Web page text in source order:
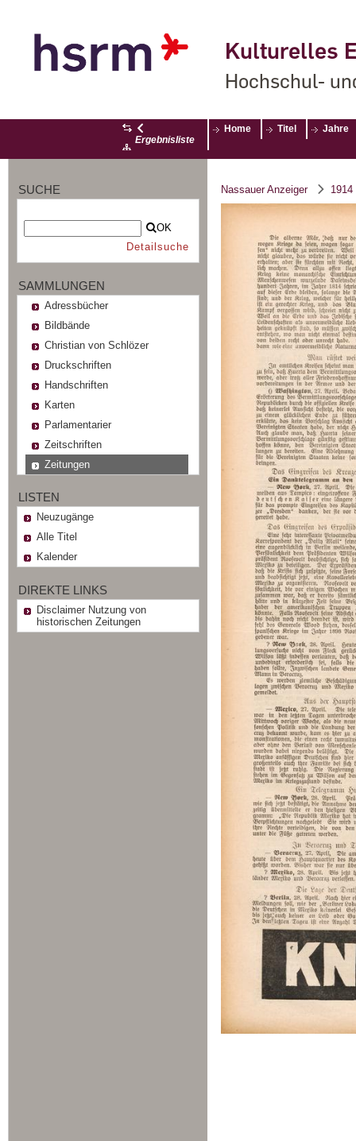
Kulturelles
Hochschul-
Ergebnisliste
Home Titel Jahre
SUCHE
OK
Detailsuche
SAMMLUNGEN
Adressbücher
Bildbände
Christian von Schlözer
Druckschriften
Handschriften
Karten
Parlamentarier
Zeitschriften
Zeitungen
LISTEN
Neuzugänge
Alle Titel
Kalender
DIREKTE LINKS
Disclaimer Nutzung von
historischen Zeitungen
Nassauer Anzeiger 1914